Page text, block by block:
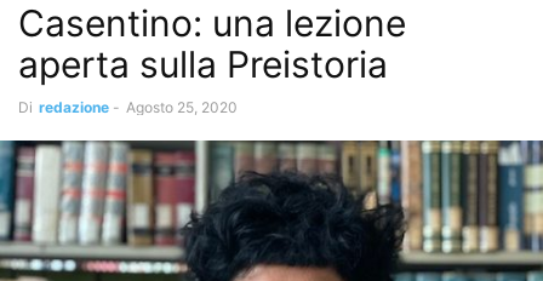
Casentino: una lezione
aperta sulla Preistoria
Di redazione - Agosto 25, 2020